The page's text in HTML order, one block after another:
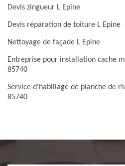
Devis zingueur L Epine
Devis réparation de toiture L Epine
Nettoyage de façade L Epine
Entreprise pour installation cache
85740
Service d'habillage de planche de
85740